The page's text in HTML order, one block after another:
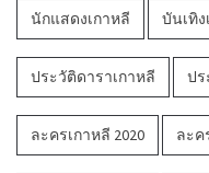
นักแสดงเกาหลี บันเทิง
ประวัติดาราเกาหลี ปร
ละครเกาหลี 2020 ละค